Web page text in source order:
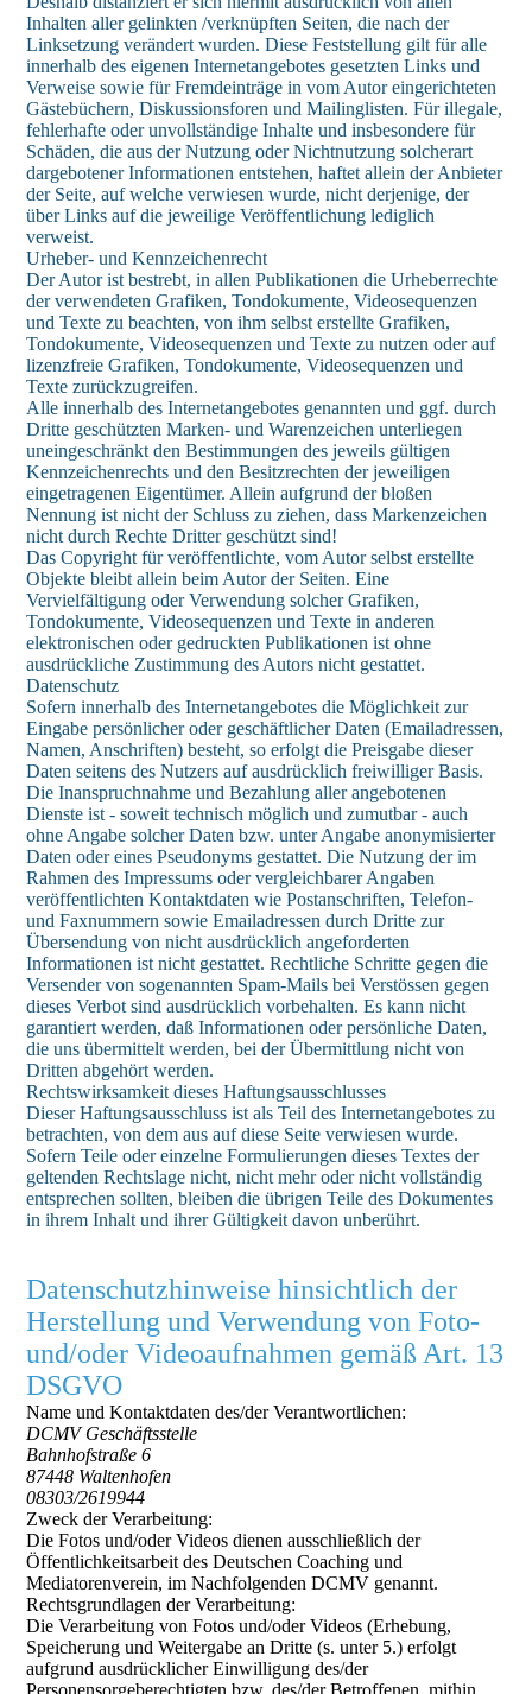
Inhalten aller gelinkten /verknüpften Seiten, die nach der
Linksetzung verändert wurden. Diese Feststellung gilt für alle
innerhalb des eigenen Internetangebotes gesetzten Links und
Verweise sowie für Fremdeinträge in vom Autor eingerichteten
Gästebüchern, Diskussionsforen und Mailinglisten. Für illegale,
fehlerhafte oder unvollständige Inhalte und insbesondere für
Schäden, die aus der Nutzung oder Nichtnutzung solcherart
dargebotener Informationen entstehen, haftet allein der Anbieter
der Seite, auf welche verwiesen wurde, nicht derjenige, der
über Links auf die jeweilige Veröffentlichung lediglich
verweist.
Urheber- und Kennzeichenrecht
Der Autor ist bestrebt, in allen Publikationen die Urheberrechte
der verwendeten Grafiken, Tondokumente, Videosequenzen
und Texte zu beachten, von ihm selbst erstellte Grafiken,
Tondokumente, Videosequenzen und Texte zu nutzen oder auf
lizenzfreie Grafiken, Tondokumente, Videosequenzen und
Texte zurückzugreifen.
Alle innerhalb des Internetangebotes genannten und ggf. durch
Dritte geschützten Marken- und Warenzeichen unterliegen
uneingeschränkt den Bestimmungen des jeweils gültigen
Kennzeichenrechts und den Besitzrechten der jeweiligen
eingetragenen Eigentümer. Allein aufgrund der bloßen
Nennung ist nicht der Schluss zu ziehen, dass Markenzeichen
nicht durch Rechte Dritter geschützt sind!
Das Copyright für veröffentlichte, vom Autor selbst erstellte
Objekte bleibt allein beim Autor der Seiten. Eine
Vervielfältigung oder Verwendung solcher Grafiken,
Tondokumente, Videosequenzen und Texte in anderen
elektronischen oder gedruckten Publikationen ist ohne
ausdrückliche Zustimmung des Autors nicht gestattet.
Datenschutz
Sofern innerhalb des Internetangebotes die Möglichkeit zur
Eingabe persönlicher oder geschäftlicher Daten (Emailadressen,
Namen, Anschriften) besteht, so erfolgt die Preisgabe dieser
Daten seitens des Nutzers auf ausdrücklich freiwilliger Basis.
Die Inanspruchnahme und Bezahlung aller angebotenen
Dienste ist - soweit technisch möglich und zumutbar - auch
ohne Angabe solcher Daten bzw. unter Angabe anonymisierter
Daten oder eines Pseudonyms gestattet. Die Nutzung der im
Rahmen des Impressums oder vergleichbarer Angaben
veröffentlichten Kontaktdaten wie Postanschriften, Telefon-
und Faxnummern sowie Emailadressen durch Dritte zur
Übersendung von nicht ausdrücklich angeforderten
Informationen ist nicht gestattet. Rechtliche Schritte gegen die
Versender von sogenannten Spam-Mails bei Verstössen gegen
dieses Verbot sind ausdrücklich vorbehalten. Es kann nicht
garantiert werden, daß Informationen oder persönliche Daten,
die uns übermittelt werden, bei der Übermittlung nicht von
Dritten abgehört werden.
Rechtswirksamkeit dieses Haftungsausschlusses
Dieser Haftungsausschluss ist als Teil des Internetangebotes zu
betrachten, von dem aus auf diese Seite verwiesen wurde.
Sofern Teile oder einzelne Formulierungen dieses Textes der
geltenden Rechtslage nicht, nicht mehr oder nicht vollständig
entsprechen sollten, bleiben die übrigen Teile des Dokumentes
in ihrem Inhalt und ihrer Gültigkeit davon unberührt.
Datenschutzhinweise hinsichtlich der
Herstellung und Verwendung von Foto-
und/oder Videoaufnahmen gemäß Art. 13
DSGVO
Name und Kontaktdaten des/der Verantwortlichen:
DCMV Geschäftsstelle
Bahnhofstraße 6
87448 Waltenhofen
08303/2619944
Zweck der Verarbeitung:
Die Fotos und/oder Videos dienen ausschließlich der
Öffentlichkeitsarbeit des Deutschen Coaching und
Mediatorenverein, im Nachfolgenden DCMV genannt.
Rechtsgrundlagen der Verarbeitung:
Die Verarbeitung von Fotos und/oder Videos (Erhebung,
Speicherung und Weitergabe an Dritte (s. unter 5.) erfolgt
aufgrund ausdrücklicher Einwilligung des/der
Personensorgeberechtigten bzw. des/der Betroffenen, mithin